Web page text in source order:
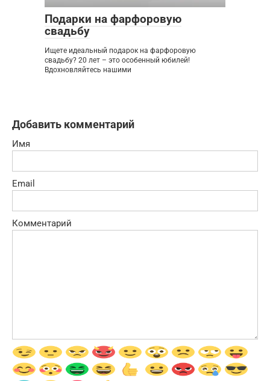
Подарки на фарфоровую
свадьбу
Ищете идеальный подарок на фарфоровую
свадьбу? 20 лет – это особенный юбилей!
Вдохновляйтесь нашими
Добавить комментарий
Имя
Email
Комментарий